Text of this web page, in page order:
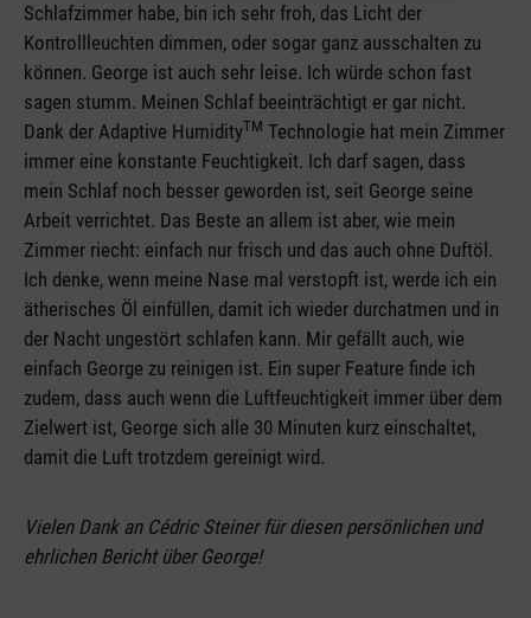
Schlafzimmer habe, bin ich sehr froh, das Licht der
Kontrollleuchten dimmen, oder sogar ganz ausschalten zu
können. George ist auch sehr leise. Ich würde schon fast
sagen stumm. Meinen Schlaf beeinträchtigt er gar nicht.
Dank der Adaptive HumidityTM Technologie hat mein Zimmer
immer eine konstante Feuchtigkeit. Ich darf sagen, dass
mein Schlaf noch besser geworden ist, seit George seine
Arbeit verrichtet. Das Beste an allem ist aber, wie mein
Zimmer riecht: einfach nur frisch und das auch ohne Duftöl.
Ich denke, wenn meine Nase mal verstopft ist, werde ich ein
ätherisches Öl einfüllen, damit ich wieder durchatmen und in
der Nacht ungestört schlafen kann. Mir gefällt auch, wie
einfach George zu reinigen ist. Ein super Feature finde ich
zudem, dass auch wenn die Luftfeuchtigkeit immer über dem
Zielwert ist, George sich alle 30 Minuten kurz einschaltet,
damit die Luft trotzdem gereinigt wird.
Vielen Dank an Cédric Steiner für diesen persönlichen und
ehrlichen Bericht über George!